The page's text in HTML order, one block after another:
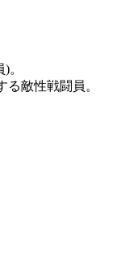
。
敵性戦闘員。